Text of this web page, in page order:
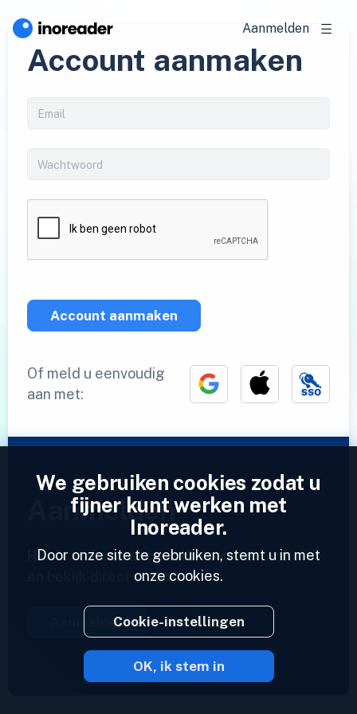
Aanmelden
Account aanmaken
Account aanmaken
Of meld u eenvoudig
aan met:
Aanmelden
Heeft u al een account?Voer een profiel in
en bekijk direct uw feeds.
Aanmelden
2023 © Inoreader
We gebruiken cookies zodat u
fijner kunt werken met
Inoreader.
Door onze site te gebruiken, stemt u in met
onze cookies.
Cookie-instellingen
OK, ik stem in